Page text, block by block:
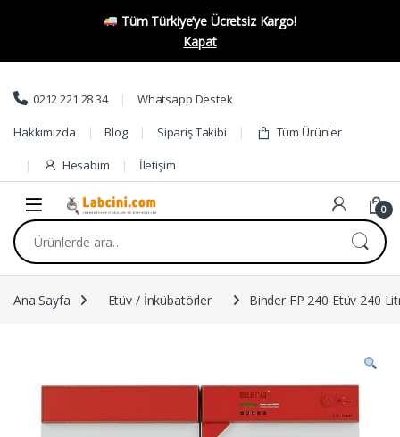
Tüm Türkiye’ye Ücretsiz Kargo!
Kapat
Skip to navigation
Skip to content
0212 221 28 34 Whatsapp Destek
Hakkımızda Blog Sipariş Takibi Tüm Ürünler
Hesabım İletişim
0
Ara:
Ana Sayfa Etüv / İnkübatörler Binder FP 240 Etüv 240